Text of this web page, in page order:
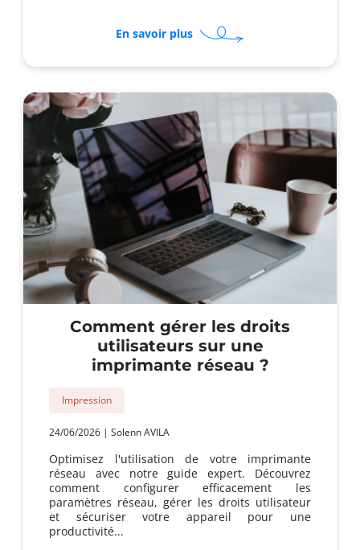
En savoir plussur
Comment
gestion
des
documents
scannés
?
Comment gérer les droits
utilisateurs sur une
imprimante réseau ?
Impression
24/06/2026 | Solenn AVILA
Optimisez l'utilisation de votre imprimante
réseau avec notre guide expert. Découvrez
comment configurer efficacement les
paramètres réseau, gérer les droits utilisateur
et sécuriser votre appareil pour une
productivité...